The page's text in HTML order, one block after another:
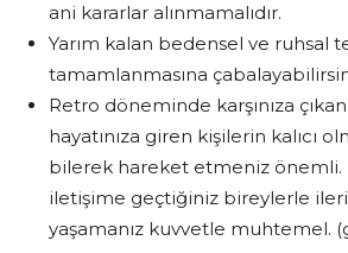
ani kararlar alınmamalıdır.
Yarım kalan bedensel ve ruhsal
tamamlanmasına
Retro döneminde karşınıza
hayatınıza giren kişilerin kalıcı
bilerek hareket etmeniz önemli.
iletişime geçtiğiniz bireylerle
yaşamanız kuvvetle muhtemel.